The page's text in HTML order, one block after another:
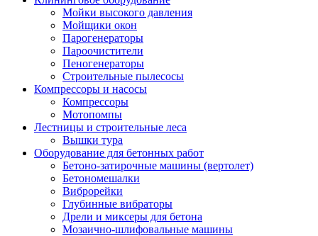
Мойки высокого давления
Мойщики окон
Парогенераторы
Пароочистители
Пеногенераторы
Строительные пылесосы
Компрессоры и насосы
Компрессоры
Мотопомпы
Лестницы и строительные леса
Вышки тура
Оборудование для бетонных работ
Бетоно-затирочные машины (вертолет)
Бетономешалки
Виброрейки
Глубинные вибраторы
Дрели и миксеры для бетона
Мозаично-шлифовальные машины